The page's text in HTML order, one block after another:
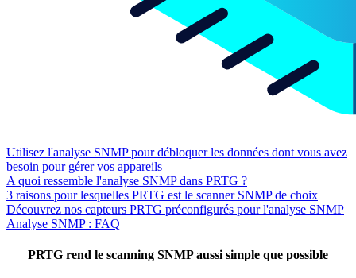
Utilisez l'analyse SNMP pour débloquer les données dont vous avez
besoin pour gérer vos appareils
A quoi ressemble l'analyse SNMP dans PRTG ?
3 raisons pour lesquelles PRTG est le scanner SNMP de choix
Découvrez nos capteurs PRTG préconfigurés pour l'analyse SNMP
Analyse SNMP : FAQ
PRTG rend le scanning SNMP aussi simple que possible